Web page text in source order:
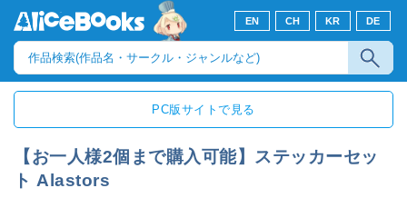
EN CH KR DE
PC版サイトで見る
【お一人様2個まで購入可能】ステッカーセッ
ト Alastors